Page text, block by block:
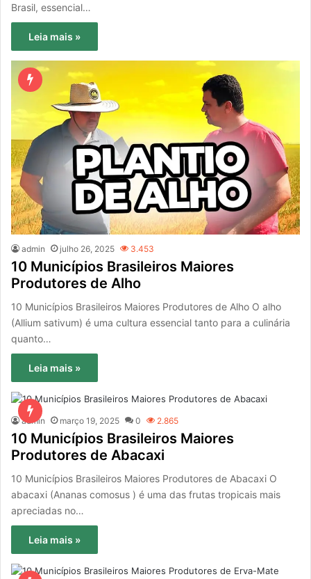
Brasil, essencial…
Leia mais »
admin julho 26, 2025 3.453
10 Municípios Brasileiros Maiores
Produtores de Alho
10 Municípios Brasileiros Maiores Produtores de Alho O alho
(Allium sativum) é uma cultura essencial tanto para a culinária
quanto…
Leia mais »
admin março 19, 2025 0 2.865
10 Municípios Brasileiros Maiores
Produtores de Abacaxi
10 Municípios Brasileiros Maiores Produtores de Abacaxi O
abacaxi (Ananas comosus ) é uma das frutas tropicais mais
apreciadas no…
Leia mais »